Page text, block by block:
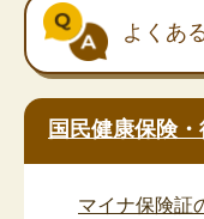
よくあ
国民健康保険
マイナ保険証